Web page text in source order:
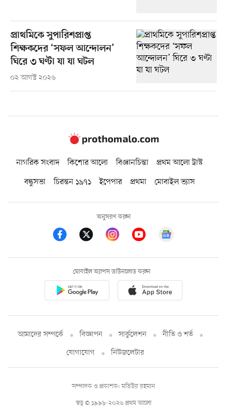
প্রাথমিকে সুপারিশপ্রাপ্ত
শিক্ষকদের ‘সফল আন্দোলন’
ঘিরে ৩ ঘণ্টা যা যা ঘটল
০২ আগস্ট ২০২৬
নাগরিক সংবাদ কিশোর আলো বিজ্ঞানচিন্তা
প্রথম আলো ট্রাস্ট
বন্ধুসভা
চিরন্তন ১৯৭১ ইপেপার প্রথমা মোবাইল ভ্যাস
অনুসরণ করুন
মোবাইল অ্যাপস ডাউনলোড করুন
আমাদের সম্পর্কে বিজ্ঞাপন সার্কুলেশন
নীতি ও শর্ত
যোগাযোগ
নিউজলেটার
স্বত্ব © ১৯৯৮-২০২৬ প্রথম আলো
সম্পাদক ও প্রকাশক: মতিউর রহমান